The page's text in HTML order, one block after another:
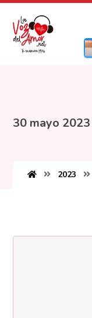
30 mayo 2023
2023